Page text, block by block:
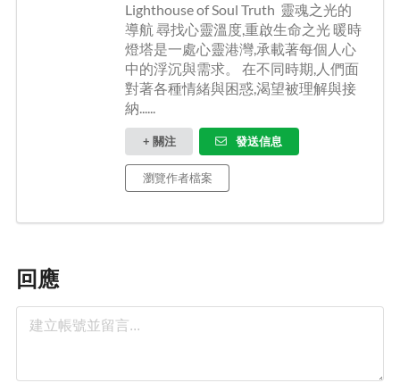
Lighthouse of Soul Truth 靈魂之光的
導航 尋找心靈溫度,重啟生命之光 暖時
燈塔是一處心靈港灣,承載著每個人心
中的浮沉與需求。 在不同時期,人們面
對著各種情緒與困惑,渴望被理解與接
納......
+ 關注 發送信息
瀏覽作者檔案
回應